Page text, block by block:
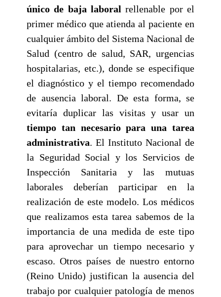
único de baja laboral rellenable por el
primer médico que atienda al paciente en
cualquier ámbito del Sistema Nacional de
Salud (centro de salud, SAR, urgencias
hospitalarias, etc.), donde se especifique
el diagnóstico y el tiempo recomendado
de ausencia laboral. De esta forma, se
evitaría duplicar las visitas y usar un
tiempo tan necesario para una tarea
administrativa. El Instituto Nacional de
la Seguridad Social y los Servicios de
Inspección Sanitaria y las mutuas
laborales deberían participar en la
realización de este modelo. Los médicos
que realizamos esta tarea sabemos de la
importancia de una medida de este tipo
para aprovechar un tiempo necesario y
escaso. Otros países de nuestro entorno
(Reino Unido) justifican la ausencia del
trabajo por cualquier patología de menos